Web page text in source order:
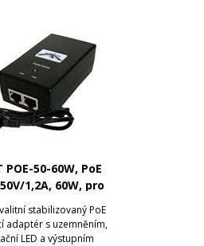
POE-50-60W, PoE
1,2A, 60W, pro
AirFiber
stabilizovaný PoE
adaptér s uzemněním,
LED a výstupním